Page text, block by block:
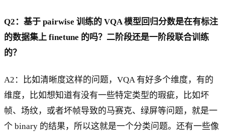
Q2：基于 pairwise 训练的 VQA 模型回归分数是在有标注
的数据集上 finetune 的吗？二阶段还是一阶段联合训练
的？
A2：比如清晰度这样的问题，VQA 有好多个维度，有的
维度，比如想知道有没有一些特定类型的瑕疵，比如坏
帧、场纹，或者坏帧导致的马赛克、绿屏等问题，就是一
个 binary 的结果，所以这就是一个分类问题。还有一些像